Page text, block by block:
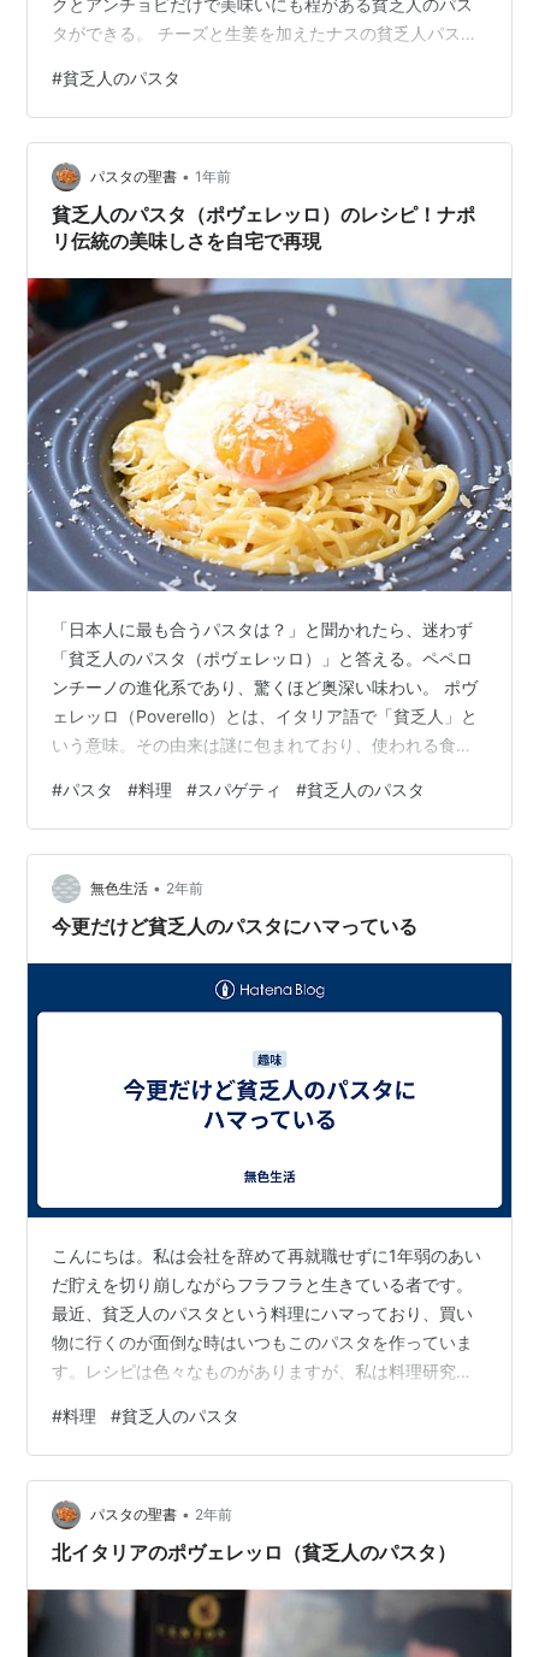
クとアンチョビだけで美味いにも程がある貧乏人のパス
タができる。 チーズと生姜を加えたナスの貧乏人パスタ
うに完全体になる。 ナスの貧乏人パスタの材料 ナスの貧
乏人パスタのレシピ その他の貧乏人パスタも作ってみよ
う ナスの貧乏人パスタの材料 ディチェコ1.6mm：100g
ナス：2本 ニンニク：1片 アンチョビ：2フィレ リコッタ
チーズ：味変（あれば） ショウガ：味変（あれば） 麺は
なんで…
#貧乏人のパスタ
パスタの聖書 • 1年前
貧乏人のパスタ（ポヴェレッロ）のレシピ！ナポ
リ伝統の美味しさを自宅で再現
「日本人に最も合うパスタは？」と聞かれたら、迷わず
「貧乏人のパスタ（ポヴェレッロ）」と答える。ペペロ
ンチーノの進化系であり、驚くほど奥深い味わい。 ポヴ
ェレッロ（Poverello）とは、イタリア語で「貧乏人」と
いう意味。その由来は謎に包まれており、使われる食材
い、最強の家庭パスタ。これを知ったら、「貧乏人バン
ザイ！」と叫びたくなる。 貧乏人のパスタ（ポヴェレッ
ロ）の意味・由来 貧乏人のパスタ（ポヴェレッロ）の歴
史 貧乏人のパスタ（ポヴェレッロ）の食材 トゥルットゥ
ルの目玉焼きのコツ 貧乏人のパスタ（ポヴェレッロ） 貧
#パスタ #料理 #スパゲティ #貧乏人のパスタ
無色生活 • 2年前
今更だけど貧乏人のパスタにハマっている
こんにちは。私は会社を辞めて再就職せずに1年弱のあい
だ貯えを切り崩しながらフラフラと生きている者です。
最近、貧乏人のパスタという料理にハマっており、買い
物に行くのが面倒な時はいつもこのパスタを作っていま
す。レシピは色々なものがありますが、私は料理研究家
bazurecipe.com 貧乏人のパスタの良いところを挙げて
いきたいと思います。 １．食材が腐りにくいものばかり
レシピの中で一番腐りやすいのは卵ですが、冷蔵庫で3週
間くらいは持ちますし、賞味期限が切れてからも1－2週
間くらいならなんとかなります（自己責任で）。さら
#料理 #貧乏人のパスタ
パスタの聖書 • 2年前
北イタリアのポヴェレッロ（貧乏人のパスタ）